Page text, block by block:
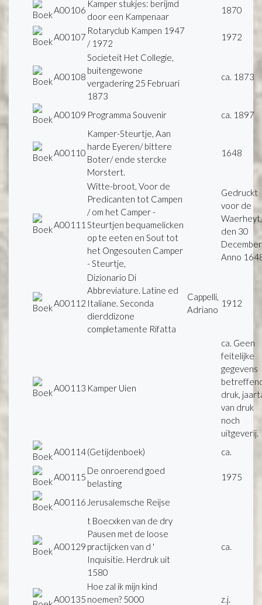
A00106
Kamper stukjes: berijmd
door een Kampenaar
1870
A00107
Rotaryclub Kampen 1947
/ 1972
1972
A00108
Societeit Het Collegie,
buitengewone
vergadering 25 Februari
1873
ca. 1873
A00109 Programma Souvenir ca. 1897
A00110
Kamper-Steurtje, Aan
harde Eyeren/ bittere
Boter/ ende stercke
Morstert.
1648
A00111
Witte-broot, Voor de
Predicanten tot Campen
/ om het Camper -
Steurtjen bequamelicken
op te eeten en Sout tot
het Ongesouten Camper
- Steurtje,
Gedruckt
voor de
Waerheyt,
den 30
Anno
A00112
Dizionario Di
Abbreviature. Latine ed
Italiane. Seconda
dierddizone
completamente Rifatta
Cappelli,
Adriano
1912
A00113 Kamper Uien
ca. Geen
feitelijke
gegevens
druk,
van druk
noch
uitgeverij.
A00114(Getijdenboek) ca.
A00115
De onroerend goed
belasting
1975
A00116 Jerusalemsche Reijse
A00129
t Boecxken van de dry
Pausen met de loose
practijcken van d '
Inquisitie. Herdruk uit
1580
ca.
A00135
Hoe zal ik mijn kind
noemen? 5000
z.j.